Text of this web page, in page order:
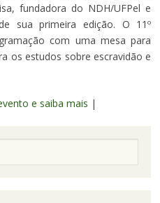
fundadora do NDH/UFPel e
sua primeira edição. O 11º
com uma mesa para
os estudos sobre escravidão e
e saiba mais |